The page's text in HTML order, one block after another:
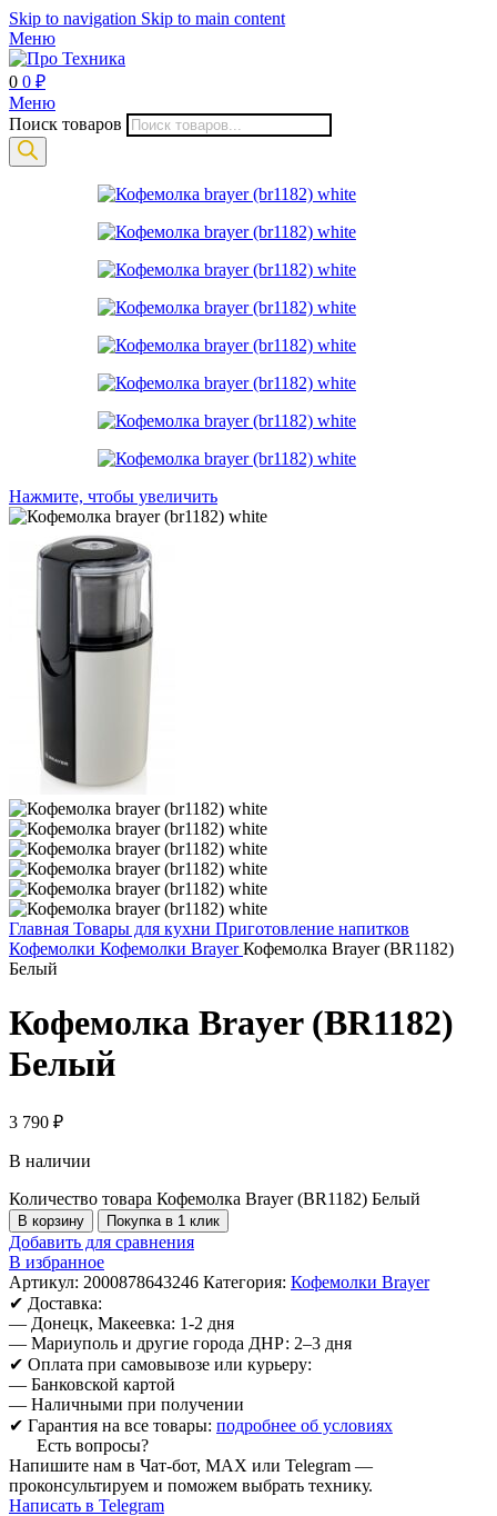
Skip to navigation Skip to main content
Меню
0 0 ₽
Меню
Поиск товаров
Нажмите, чтобы увеличить
Главная Товары для кухни Приготовление напитков
Кофемолки Кофемолки BrayerКофемолка Brayer (BR1182)
Белый
Кофемолка Brayer (BR1182)
Белый
3 790 ₽
В наличии
Количество товара Кофемолка Brayer (BR1182) Белый
В корзину Покупка в 1 клик
Добавить для сравнения
В избранное
Артикул: 2000878643246 Категория: Кофемолки Brayer
✔ Доставка:
— Донецк, Макеевка: 1-2 дня
— Мариуполь и другие города ДНР: 2–3 дня
✔ Оплата при самовывозе или курьеру:
— Банковской картой
— Наличными при получении
✔ Гарантия на все товары: подробнее об условиях
Есть вопросы?
Напишите нам в Чат-бот, MAX или Telegram —
проконсультируем и поможем выбрать технику.
Написать в Telegram